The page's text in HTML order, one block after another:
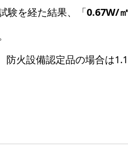
験を経た結果、「0.67W/
防火設備認定品の場合は